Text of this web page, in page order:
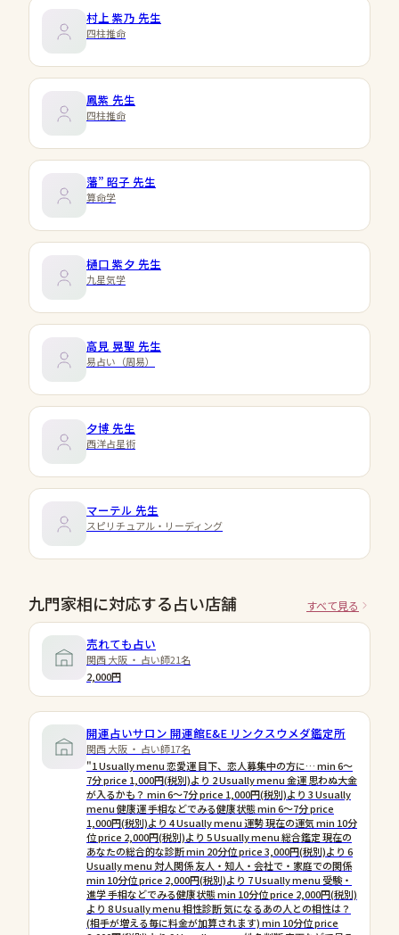
村上 紫乃 先生
四柱推命
鳳紫 先生
四柱推命
藩” 昭子 先生
算命学
樋口 紫夕 先生
九星気学
高見 晃聖 先生
易占い（周易）
夕博先生
西洋占星術
マーテル 先生
スピリチュアル・リーディング
九門家相に対応する占い店舗 すべて見る
売れても占い
関西 大阪 ・ 占い師21名
2,000円
開運占いサロン 開運館E&E リンクスウメダ鑑定所
関西 大阪 ・ 占い師17名
"1 Usually menu 恋愛運 目下、恋人募集中の方に… min 6〜
7分 price 1,000円(税別)より 2 Usually menu 金運 思わぬ大金
が入るかも？ min 6〜7分 price 1,000円(税別)より 3 Usually
menu 健康運 手相などでみる健康状態 min 6〜7分 price
1,000円(税別)より 4 Usually menu 運勢 現在の運気 min 10分
位 price 2,000円(税別)より 5 Usually menu 総合鑑定 現在の
あなたの総合的な診断 min 20分位 price 3,000円(税別)より 6
Usually menu 対人関係 友人・知人・会社で・家庭での関係
min 10分位 price 2,000円(税別)より 7 Usually menu 受験・
進学 手相などでみる健康状態 min 10分位 price 2,000円(税別)
より 8 Usually menu 相性診断 気になるあの人との相性は？
(相手が増える毎に料金が加算されます) min 10分位 price